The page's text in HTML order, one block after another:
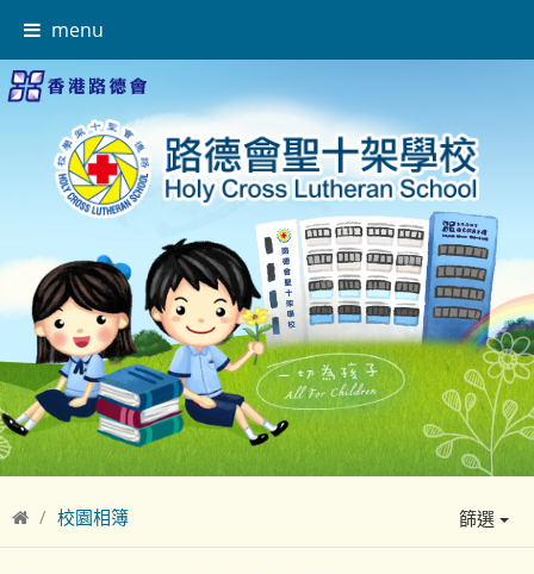
menu
校園相簿 篩選